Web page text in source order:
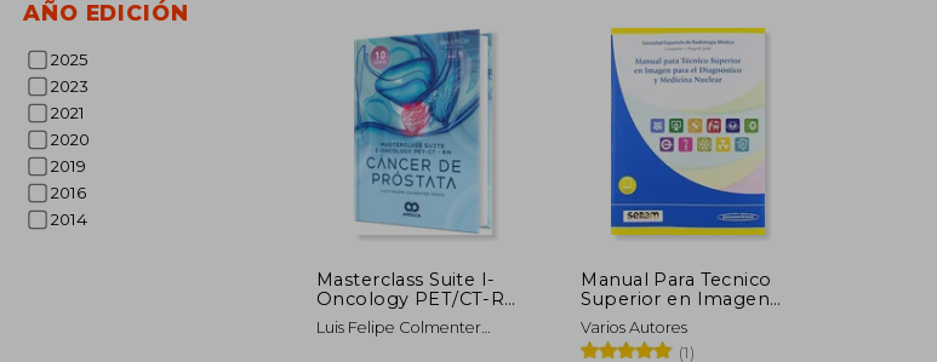
AÑO EDICIÓN
2025
2023
2021
2020
2019
2016
2014
Masterclass Suite I-
Oncology PET/CT-RM.
Cáncer de Próstata.
Incluye e-book y 10
Luis Felipe Colmenter
Manual Para Tecnico
Superior en Imagen
Para el Diagnostico y
Medicina Nuclear
(Incluye Ebook)
Varios Autores
(1)